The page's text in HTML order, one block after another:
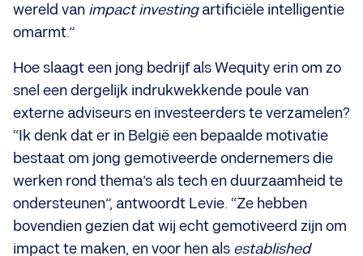
wereld van impact investingartificiële intelligentie
omarmt.”
Hoe slaagt een jong bedrijf als Wequity erin om zo
snel een dergelijk indrukwekkende poule van
externe adviseurs en investeerders te verzamelen?
“Ik denk dat er in België een bepaalde motivatie
bestaat om jong gemotiveerde ondernemers die
werken rond thema’s als tech en duurzaamheid te
ondersteunen”, antwoordt Levie. “Ze hebben
bovendien gezien dat wij echt gemotiveerd zijn om
impact te maken, en voor hen als established